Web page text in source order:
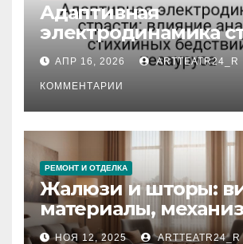
Адаптивная
электродинамика
влияние анализа
стихийных
тезауруса
АПР 16, 2026 ARTTEATR24_R
КОММЕНТАРИИ
РЕМОНТ И ОТДЕЛКА
Жалюзи и шторы:
материалы,
управления и уход
НОЯ 12, 2025 ARTTEATR24_R